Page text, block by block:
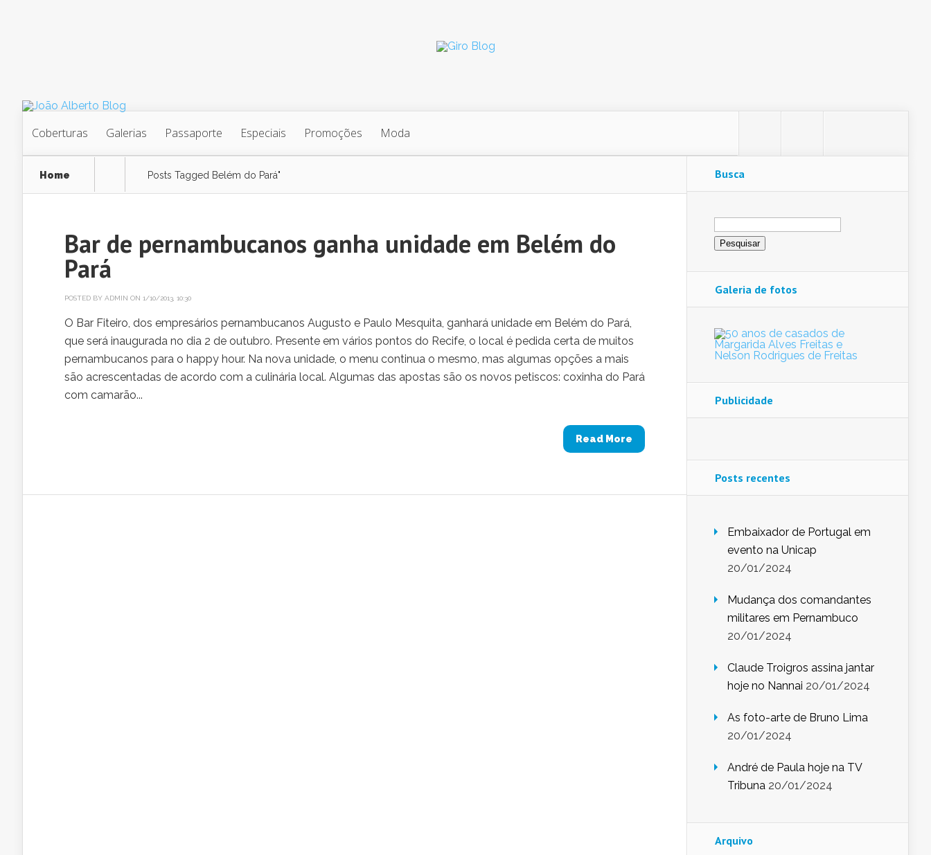
Coberturas Galerias Passaporte Especiais Promoções Moda
Home Posts Tagged Belém do Pará"
Bar de pernambucanos ganha unidade em Belém do
Pará
POSTED BY ADMIN ON 1/10/2013, 10:30
O Bar Fiteiro, dos empresários pernambucanos Augusto e Paulo Mesquita, ganhará unidade em Belém do Pará,
que será inaugurada no dia 2 de outubro. Presente em vários pontos do Recife, o local é pedida certa de muitos
pernambucanos para o happy hour. Na nova unidade, o menu continua o mesmo, mas algumas opções a mais
são acrescentadas de acordo com a culinária local. Algumas das apostas são os novos petiscos: coxinha do Pará
com camarão...
Read More
Busca
Pesquisar
por:
Galeria de fotos
Publicidade
Posts recentes
Embaixador de Portugal em
evento na Unicap
20/01/2024
Mudança dos comandantes
militares em Pernambuco
20/01/2024
Claude Troigros assina jantar
hoje no Nannai 20/01/2024
As foto-arte de Bruno Lima
20/01/2024
André de Paula hoje na TV
Tribuna 20/01/2024
Arquivo